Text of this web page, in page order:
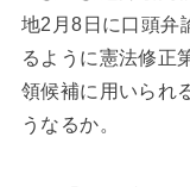
地2月8日に口頭弁
るように憲法修正
領候補に用いられ
うなるか。